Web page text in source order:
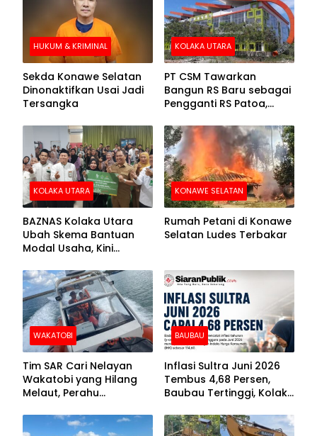
HUKUM & KRIMINAL
Sekda Konawe Selatan
Dinonaktifkan Usai Jadi
Tersangka
KOLAKA UTARA
PT CSM Tawarkan
Bangun RS Baru sebagai
Pengganti RS Patoa,
Kolut
KOLAKA UTARA
BAZNAS Kolaka Utara
Ubah Skema Bantuan
Modal Usaha, Kini
Barang Senilai Rp419,5
Juta
KONAWE SELATAN
Rumah Petani di Konawe
Selatan Ludes Terbakar
WAKATOBI
Tim SAR Cari Nelayan
Wakatobi yang Hilang
Melaut, Perahu
Kemasukan Air
BAUBAU
Inflasi Sultra Juni 2026
Tembus 4,68 Persen,
Baubau Tertinggi, Kolaka